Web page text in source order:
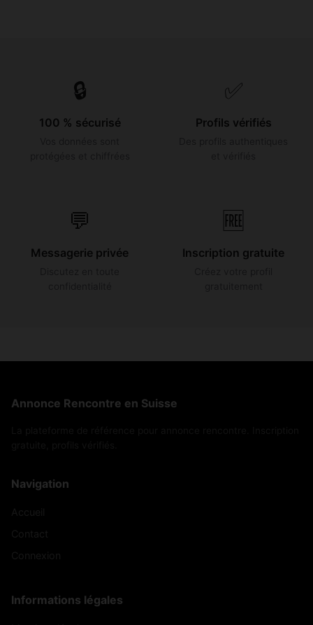
🔒
100 % sécurisé
✅
Profils vérifiés
💬
Messagerie privée
🆓
Inscription gratuite
Annonce Rencontre en Suisse
Navigation
Informations légales